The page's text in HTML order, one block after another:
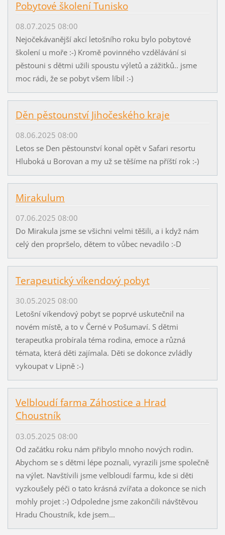
Pobytové školení Tunisko
08.07.2025 08:00
Nejočekávanější akcí letošního roku bylo pobytové
školení u moře :-) Kromě povinného vzdělávání si
pěstouni s dětmi užili spoustu výletů a zážitků.. jsme
moc rádi, že se pobyt všem líbil :-)
Děn pěstounství Jihočeského kraje
08.06.2025 08:00
Letos se Den pěstounství konal opět v Safari resortu
Hluboká u Borovan a my už se těšíme na příští rok :-)
Mirakulum
07.06.2025 08:00
Do Mirakula jsme se všichni velmi těšili, a i když nám
celý den propršelo, dětem to vůbec nevadilo :-D
Terapeutický víkendový pobyt
30.05.2025 08:00
Letošní víkendový pobyt se poprvé uskutečnil na
novém místě, a to v Černé v Pošumaví. S dětmi
terapeutka probírala téma rodina, emoce a různá
témata, která děti zajímala. Děti se dokonce zvládly
vykoupat v Lipně :-)
Velbloudí farma Záhostice a Hrad
Choustník
03.05.2025 08:00
Od začátku roku nám přibylo mnoho nových rodin.
Abychom se s dětmi lépe poznali, vyrazili jsme společně
na výlet. Navštívili jsme velbloudí farmu, kde si děti
vyzkoušely péči o tato krásná zvířata a dokonce se nich
mohly projet :-) Odpoledne jsme zakončili návštěvou
Hradu Choustník, kde jsem...